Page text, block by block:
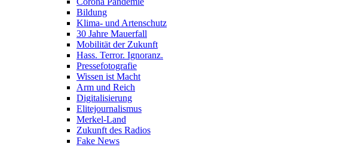
Bildung
Klima- und Artenschutz
30 Jahre Mauerfall
Mobilität der Zukunft
Hass. Terror. Ignoranz.
Pressefotografie
Wissen ist Macht
Arm und Reich
Digitalisierung
Elitejournalismus
Merkel-Land
Zukunft des Radios
Fake News